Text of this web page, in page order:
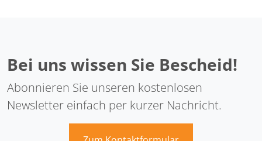
Bei uns wissen Sie Bescheid!
Abonnieren Sie unseren kostenlosen
Newsletter einfach per kurzer Nachricht.